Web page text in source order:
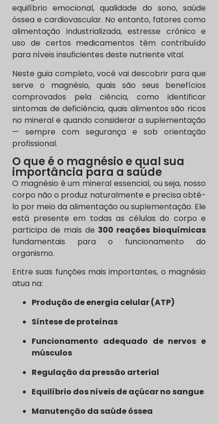
equilíbrio emocional, qualidade do sono, saúde
óssea e cardiovascular. No entanto, fatores como
alimentação industrializada, estresse crônico e
uso de certos medicamentos têm contribuído
para níveis insuficientes deste nutriente vital.
Neste guia completo, você vai descobrir para que
serve o magnésio, quais são seus benefícios
comprovados pela ciência, como identificar
sintomas de deficiência, quais alimentos são ricos
no mineral e quando considerar a suplementação
— sempre com segurança e sob orientação
profissional.
O que é o magnésio e qual sua
importância para a saúde
O magnésio é um mineral essencial, ou seja, nosso
corpo não o produz naturalmente e precisa obtê-
lo por meio da alimentação ou suplementação. Ele
está presente em todas as células do corpo e
participa de mais de 300 reações bioquímicas
fundamentais para o funcionamento do
organismo.
Entre suas funções mais importantes, o magnésio
atua na:
Produção de energia celular (ATP)
Síntese de proteínas
Funcionamento adequado de nervos e
músculos
Regulação da pressão arterial
Equilíbrio dos níveis de açúcar no sangue
Manutenção da saúde óssea